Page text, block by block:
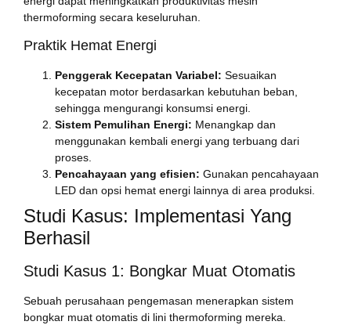
thermoforming secara keseluruhan.
Praktik Hemat Energi
Penggerak Kecepatan Variabel: Sesuaikan
kecepatan motor berdasarkan kebutuhan beban,
sehingga mengurangi konsumsi energi.
Sistem Pemulihan Energi: Menangkap dan
menggunakan kembali energi yang terbuang dari
proses.
Pencahayaan yang efisien: Gunakan pencahayaan
LED dan opsi hemat energi lainnya di area produksi.
Studi Kasus: Implementasi Yang
Berhasil
Studi Kasus 1: Bongkar Muat Otomatis
Sebuah perusahaan pengemasan menerapkan sistem
bongkar muat otomatis di lini thermoforming mereka.